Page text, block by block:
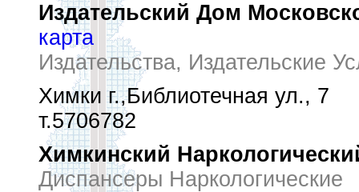
Издательский Дом
карта
Издательства, Издательские
Химки г.,Библиотечная ул., 7
т.5706782
Химкинский
Диспансеры Наркологические